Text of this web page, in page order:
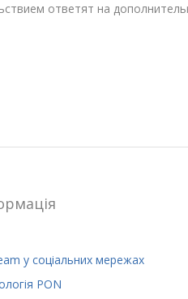
ответят на
у соціальних мережах
PON